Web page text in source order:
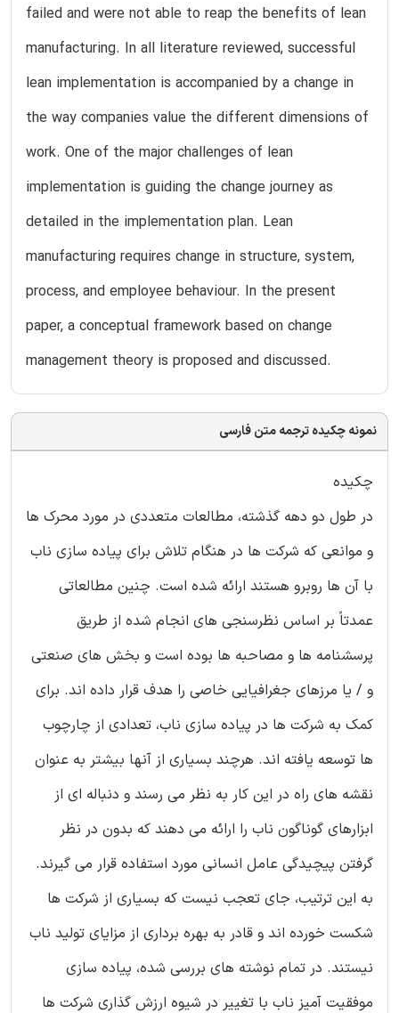
failed and were not able to reap the benefits of lean
manufacturing. In all literature reviewed, successful
lean implementation is accompanied by a change in
the way companies value the different dimensions of
work. One of the major challenges of lean
implementation is guiding the change journey as
detailed in the implementation plan. Lean
manufacturing requires change in structure, system,
process, and employee behaviour. In the present
paper, a conceptual framework based on change
management theory is proposed and discussed.
نمونه چکیده ترجمه متن فارسی
چکیده
در طول دو دهه گذشته، مطالعات متعددی در مورد محرک ها
و موانعی که شرکت ها در هنگام تلاش برای پیاده سازی ناب
با آن ها روبرو هستند ارائه شده است. چنین مطالعاتی
عمدتاً بر اساس نظرسنجی های انجام شده از طریق
پرسشنامه ها و مصاحبه ها بوده است و بخش های صنعتی
و / یا مرزهای جغرافیایی خاصی را هدف قرار داده اند. برای
کمک به شرکت ها در پیاده سازی ناب، تعدادی از چارچوب
ها توسعه یافته اند. هرچند بسیاری از آنها بیشتر به عنوان
نقشه های راه در این کار به نظر می رسند و دنباله ای از
ابزارهای گوناگون ناب را ارائه می دهند که بدون در نظر
گرفتن پیچیدگی عامل انسانی مورد استفاده قرار می گیرند.
به این ترتیب، جای تعجب نیست که بسیاری از شرکت ها
شکست خورده اند و قادر به بهره برداری از مزایای تولید ناب
نیستند. در تمام نوشته های بررسی شده، پیاده سازی
موفقیت آمیز ناب با تغییر در شیوه ارزش گذاری شرکت ها